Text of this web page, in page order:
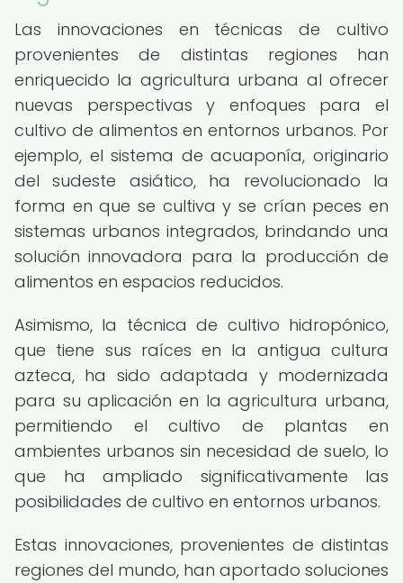
Las innovaciones en técnicas de cultivo
provenientes de distintas regiones han
enriquecido la agricultura urbana al ofrecer
nuevas perspectivas y enfoques para el
cultivo de alimentos en entornos urbanos. Por
ejemplo, el sistema de acuaponía, originario
del sudeste asiático, ha revolucionado la
forma en que se cultiva y se crían peces en
sistemas urbanos integrados, brindando una
solución innovadora para la producción de
alimentos en espacios reducidos.
Asimismo, la técnica de cultivo hidropónico,
que tiene sus raíces en la antigua cultura
azteca, ha sido adaptada y modernizada
para su aplicación en la agricultura urbana,
permitiendo el cultivo de plantas en
ambientes urbanos sin necesidad de suelo, lo
que ha ampliado significativamente las
posibilidades de cultivo en entornos urbanos.
Estas innovaciones, provenientes de distintas
regiones del mundo, han aportado soluciones